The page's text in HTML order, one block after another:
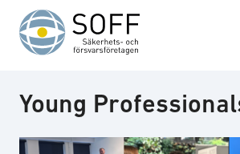
Hoppa till innehåll
Young